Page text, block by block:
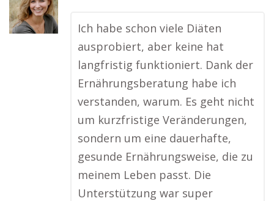
Ich habe schon viele Diäten
ausprobiert, aber keine hat
langfristig funktioniert. Dank der
Ernährungsberatung habe ich
verstanden, warum. Es geht nicht
um kurzfristige Veränderungen,
sondern um eine dauerhafte,
gesunde Ernährungsweise, die zu
meinem Leben passt. Die
Unterstützung war super